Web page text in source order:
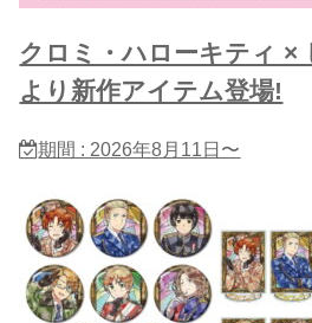
クロミ・ハローキティ ×
より新作アイテム登場!
期間 : 2026年8月11日〜